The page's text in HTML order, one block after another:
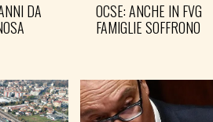
DA
OCSE: ANCHE IN FVG
FAMIGLIE SOFFRONO